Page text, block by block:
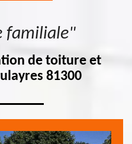
familiale"
de toiture et
81300